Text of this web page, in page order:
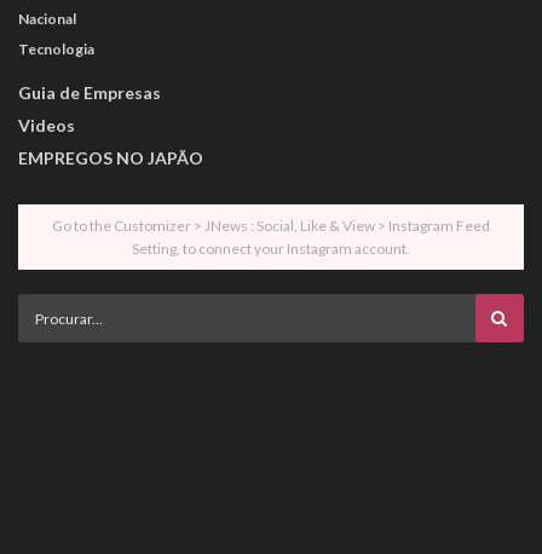
Nacional
Tecnologia
Guia de Empresas
Videos
EMPREGOS NO JAPÃO
Go to the Customizer > JNews : Social, Like & View > Instagram Feed
Setting, to connect your Instagram account.